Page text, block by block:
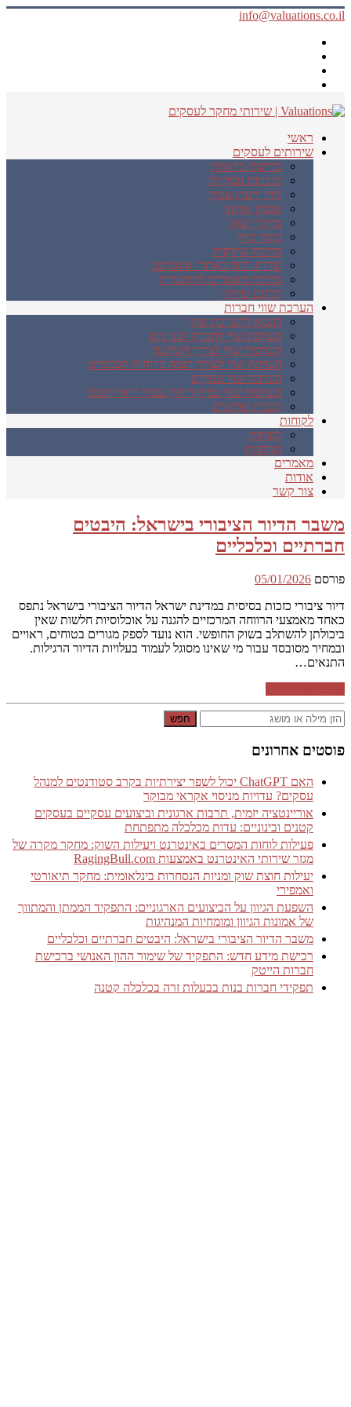
info@valuations.co.il
ראשי
שירותים לעסקים
בדיקות כדאיות
תוכניות עסקיות
ליווי וייעוץ עסקי
אבחון ארגוני
מחקרי שוק
ניסויי שוק
כתיבה שיווקית
שדרוג תוכן באתרי אינטרנט
כתיבת מאמרים לתקשורת
תרגום שיווקי
הערכת שווי חברות
דוגמא להערכת שווי
הערכת שווי לחברה לפני גיוס
הערכות שווי לצורך השקעה
הערכת שווי לצורך הצגה בדוחות הכספיים
הערכת שווי עסקים
הערכות שווי במיקור חוץ עבור רואי חשבון
תכנית שותפים
לקוחות
לקוחות
המלצות
מאמרים
אודות
צור קשר
משבר הדיור הציבורי בישראל: היבטים
חברתיים וכלכליים
פורסם 05/01/2026
דיור ציבורי כזכות בסיסית במדינת ישראל הדיור הציבורי בישראל נתפס
כאחד מאמצעי הרווחה המרכזיים להגנה על אוכלוסיות חלשות שאין
ביכולתן להשתלב בשוק החופשי. הוא נועד לספק מגורים בטוחים, ראויים
ובמחיר מסובסד עבור מי שאינו מסוגל לעמוד בעלויות הדיור הרגילות.
התנאים…
חפש
פוסטים אחרונים
האם ChatGPT יכול לשפר יצירתיות בקרב סטודנטים למנהל
עסקים? עדויות מניסוי אקראי מבוקר
אוריינטציה יזמית, תרבות ארגונית וביצועים עסקיים בעסקים
קטנים ובינוניים: עדות מכלכלה מתפתחת
פעילות לוחות המסרים באינטרנט ויעילות השוק: מחקר מקרה של
מגזר שירותי האינטרנט באמצעות RagingBull.com
יעילות חוצת שוק ומניות הנסחרות בינלאומית: מחקר תיאורטי
ואמפירי
השפעת הגיוון על הביצועים הארגוניים: התפקיד הממתן והמתווך
של אמונות הגיוון ומומחיות המנהיגות
משבר הדיור הציבורי בישראל: היבטים חברתיים וכלכליים
רכישת מידע חדש: התפקיד של שימור ההון האנושי ברכישת
חברות הייטק
תפקידי חברות בנות בבעלות זרה בכלכלה קטנה